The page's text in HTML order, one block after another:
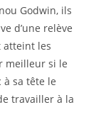
Godwin, ils
d’une relève
atteint les
meilleur si le
à sa tête le
travailler à la